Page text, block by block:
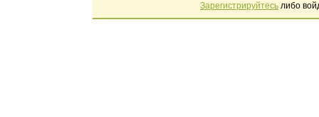
Зарегистрируйтесь либо